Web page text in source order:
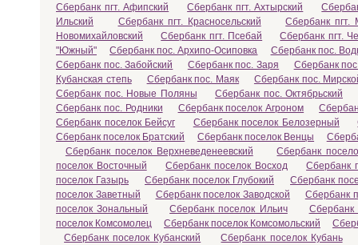
Сбербанк пгт. Афипский
Сбербанк пгт. Ахтырский
Ильский
Сбербанк пгт. Красносельский
Сбербанк пгт.
Новомихайловский
Сбербанк пгт. Псебай
Сбербанк пгт.
"Южный"
Сбербанк пос. Архипо-Осиповка
Сбербанк пос.
Сбербанк пос. Забойский
Сбербанк пос. Заря
Сбербанк
Кубанская степь
Сбербанк пос. Маяк
Сбербанк пос.
Сбербанк пос. Новые Поляны
Сбербанк пос. Октябрьский
Сбербанк пос. Родники
Сбербанк поселок Агроном
Сбербанк поселок Бейсуг
Сбербанк поселок Белозерный
Сбербанк поселок Братский
Сбербанк поселок Венцы
Сбербанк поселок Верхневеденеевский
Сбербанк
поселок Восточный
Сбербанк поселок Восход
Сбербанк
поселок Газырь
Сбербанк поселок Глубокий
Сбербанк
поселок Заветный
Сбербанк поселок Заводской
Сбербанк
поселок Зональный
Сбербанк поселок Ильич
Сбербанк
поселок Комсомолец
Сбербанк поселок Комсомольский
Сбербанк поселок Кубанский
Сбербанк поселок Кубань